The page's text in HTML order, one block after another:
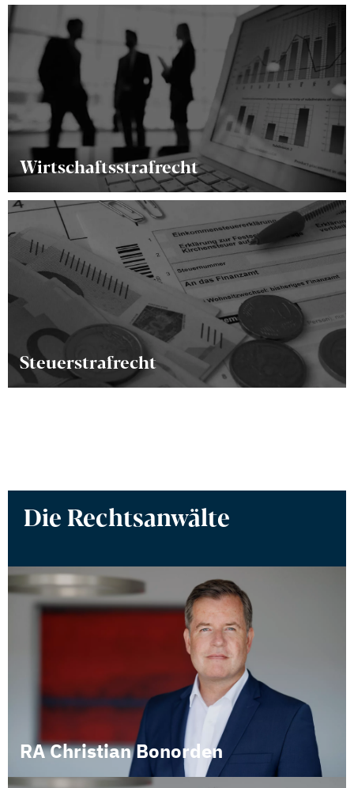
In kaum einem Teilgebiet des Strafrechts ist das Risiko
einer Fehlverurteilung höher als im Sexualstrafrecht, wo
häufig nur das vermeintliche Opfer als Zeuge oder Zeugin
zur Verfügung steht.
Erfahren Sie mehr →
Wirtschaftsstrafrecht
Das Wirtschaftsstrafrecht ist ein komplexes und
vielschichtiges Rechtsgebiet innerhalb des Strafrechts.
Unter dem Wirtschaftsstrafrecht versteht man Straftaten,
die im Kontext des Wirtschaftslebens begangen werden.
Erfahren Sie mehr →
Steuerstrafrecht
Erfahren Sie mehr →
Die Rechtsanwälte
RA Christian Bonorden